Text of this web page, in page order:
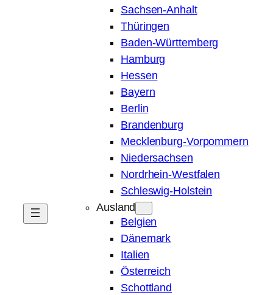
Sachsen-Anhalt
Thüringen
Baden-Württemberg
Hamburg
Hessen
Bayern
Berlin
Brandenburg
Mecklenburg-Vorpommern
Niedersachsen
Nordrhein-Westfalen
Schleswig-Holstein
Ausland
Belgien
Dänemark
Italien
Österreich
Schottland